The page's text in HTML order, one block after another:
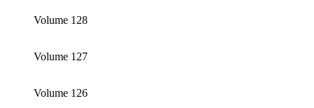
Volume 128
Volume 127
Volume 126